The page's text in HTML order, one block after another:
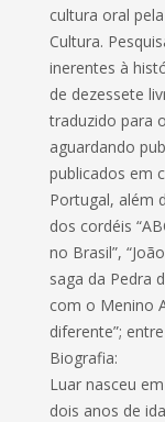
cultura oral
Cultura.
inerentes à
de dezessete
traduzido para
aguardando
publicados em
Portugal, além
dos cordéis
no Brasil”,
saga da Pedra
com o Menino
diferente”;
Biografia:
Luar nasceu
dois anos de